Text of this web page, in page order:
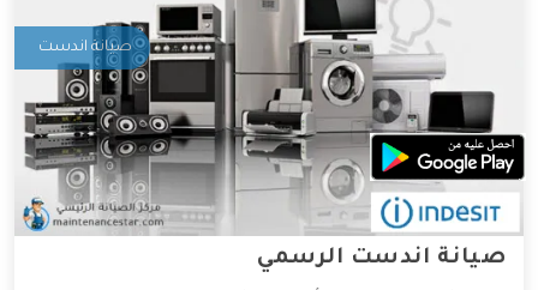
صيانة اندست
صيانة اندست الرسمي